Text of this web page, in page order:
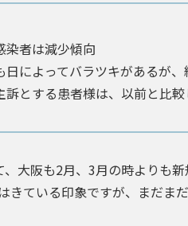
染者は減少傾向
日によってバラツキがあるが
訴とする患者様は、以前と比
大阪も2月、3月の時よりも
きている印象ですが、まだま